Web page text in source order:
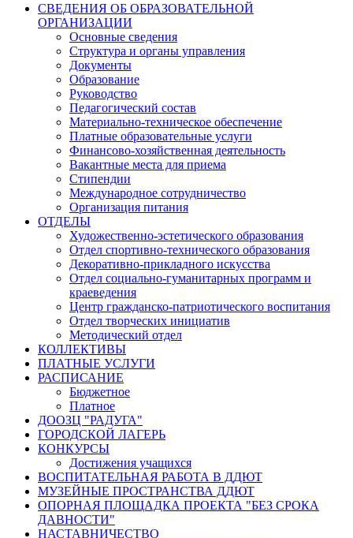
СВЕДЕНИЯ ОБ ОБРАЗОВАТЕЛЬНОЙ
ОРГАНИЗАЦИИ
Основные сведения
Структура и органы управления
Документы
Образование
Руководство
Педагогический состав
Материально-техническое обеспечение
Платные образовательные услуги
Финансово-хозяйственная деятельность
Вакантные места для приема
Стипендии
Международное сотрудничество
Организация питания
ОТДЕЛЫ
Художественно-эстетического образования
Отдел спортивно-технического образования
Декоративно-прикладного искусства
Отдел социально-гуманитарных программ и
краеведения
Центр гражданско-патриотического воспитания
Отдел творческих инициатив
Методический отдел
КОЛЛЕКТИВЫ
ПЛАТНЫЕ УСЛУГИ
РАСПИСАНИЕ
Бюджетное
Платное
ДООЗЦ "РАДУГА"
ГОРОДСКОЙ ЛАГЕРЬ
КОНКУРСЫ
Достижения учащихся
ВОСПИТАТЕЛЬНАЯ РАБОТА В ДДЮТ
МУЗЕЙНЫЕ ПРОСТРАНСТВА ДДЮТ
ОПОРНАЯ ПЛОЩАДКА ПРОЕКТА "БЕЗ СРОКА
ДАВНОСТИ"
НАСТАВНИЧЕСТВО